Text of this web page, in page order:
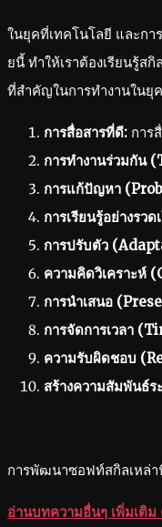
ในยุคที่เทคโนโลยี และกา
ยนี้ ทำให้เราต้องเรียนรู้
ที่สำคัญในการทำงานในยุ
การสื่อสารที่ดี: การ
การทำงานร่วมกัน
การแก้ปัญหา
การเรียนรู้อย่างรว
การปรับตัว
ความคิดวิเคราะห์
การนำเสนอ
การจัดการเวลา
ความรับผิดชอบ
สร้างความสัมพันธ์
การพัฒนาซอฟท์สกิลเหล่า
อ่านบทความอื่นๆ เพิ่มเติม